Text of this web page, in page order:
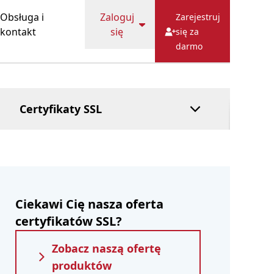
Obsługa i
kontakt
Zaloguj
się
Zarejestruj
się za
darmo
Certyfikaty SSL
Usługa
powiernicza
Ciekawi Cię nasza oferta
certyfikatów SSL?
Zobacz naszą ofertę
produktów